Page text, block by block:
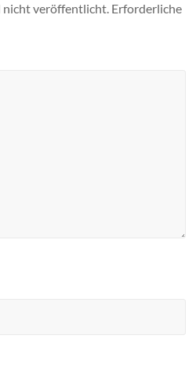
nicht veröffentlicht. Erforderliche